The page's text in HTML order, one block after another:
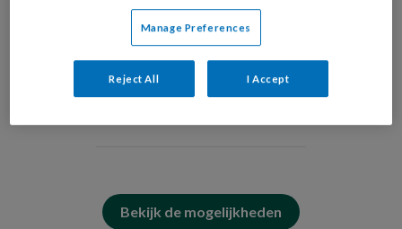
Bekijk de mogelijkheden
Manage Preferences
Reject All I Accept